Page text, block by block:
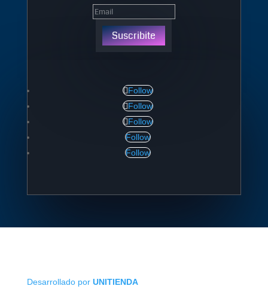
Suscribite
Follow
Follow
Follow
Follow
Follow
Desarrollado por UNITIENDA